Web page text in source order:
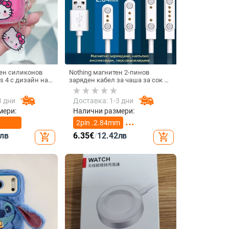
силиконов
4 с дизайн на
дни
add_shopping_cart
Nothing магнитен 2-пинов
заряден кабел за чаша за сок и
смарт часовник – 60 см, силен
магнит N52, 7,62 мм разстояние
между пиновете
Доставка: 1-3 дни
Налични размери:
2pin .2.84mm
2pin 4.0mm
6.35€/12.42лв add_shopping_cart